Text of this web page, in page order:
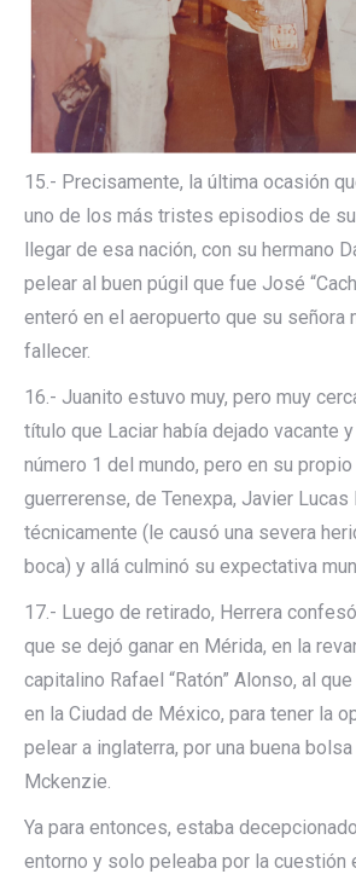
15.- Precisamente, la última ocasión
uno de los más tristes episodios de
llegar de esa nación, con su hermano
pelear al buen púgil que fue José
enteró en el aeropuerto que su señora
fallecer.
16.- Juanito estuvo muy, pero muy
título que Laciar había dejado vacante
número 1 del mundo, pero en su
guerrerense, de Tenexpa, Javier Lucas
técnicamente (le causó una severa
boca) y allá culminó su expectativa
17.- Luego de retirado, Herrera
que se dejó ganar en Mérida, en la
capitalino Rafael “Ratón” Alonso, al
en la Ciudad de México, para tener la
pelear a inglaterra, por una buena
Mckenzie.
Ya para entonces, estaba
entorno y solo peleaba por la cuestión